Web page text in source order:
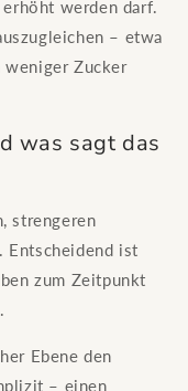
werden darf.
– etwa
weniger Zucker
was sagt das
strengeren
Entscheidend ist
zum Zeitpunkt
Ebene den
– einen